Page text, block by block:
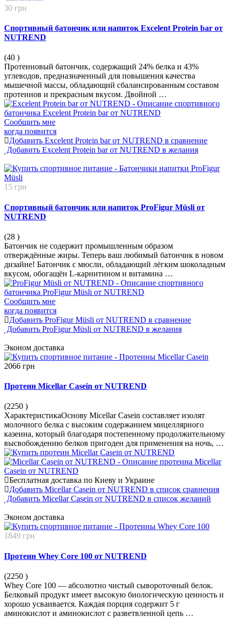
30 грн
Спортивный батончик или напиток Excelent Protein bar от
NUTREND
(40 )
Протеиновый батончик, содержащий 24% белка и 43%
углеводов, предназначенный для повышения качества
мышечной массы, обладающий сбалансированным составом
протеинов и прекрасным вкусом. Двойной …
Сообщить мне
когда появится
Добавить Excelent Protein bar от NUTREND в сравнение
Добавить Excelent Protein bar от NUTREND в желания
15 грн
Спортивный батончик или напиток ProFigur Müsli от
NUTREND
(28 )
Батончик не содержит промышленным образом
отверждённые жиры. Теперь ваш любимый батончик в новом
дизайне! Батончик с мюсли, обладающий лёгким шоколадным
вкусом, обогащён L-карнитином и витамина …
Сообщить мне
когда появится
Добавить ProFigur Müsli от NUTREND в сравнение
Добавить ProFigur Müsli от NUTREND в желания
Эконом доставка
2066 грн
Протеин Micellar Casein от NUTREND
(2250 )
ХарактеристикаОснову Micellar Casein составляет изолят
молочного белка с высоким содержанием мицеллярного
казеина, который благодаря постепенному продолжительному
высвобождению белков пригоден для применения на ночь, …
Бесплатная доставка по Киеву и Украине
Добавить Micellar Casein от NUTREND в список сравнения
Добавить Micellar Casein от NUTREND в список желаний
Эконом доставка
1849 грн
Протеин Whey Core 100 от NUTREND
(2250 )
Whey Core 100 — абсолютно чистый сывороточный белок.
Белковый продукт имеет высокую биологическую ценность и
хорошо усваивается. Каждая порция содержит 5 г
аминокислот и аминокислот с разветвленной цепь …